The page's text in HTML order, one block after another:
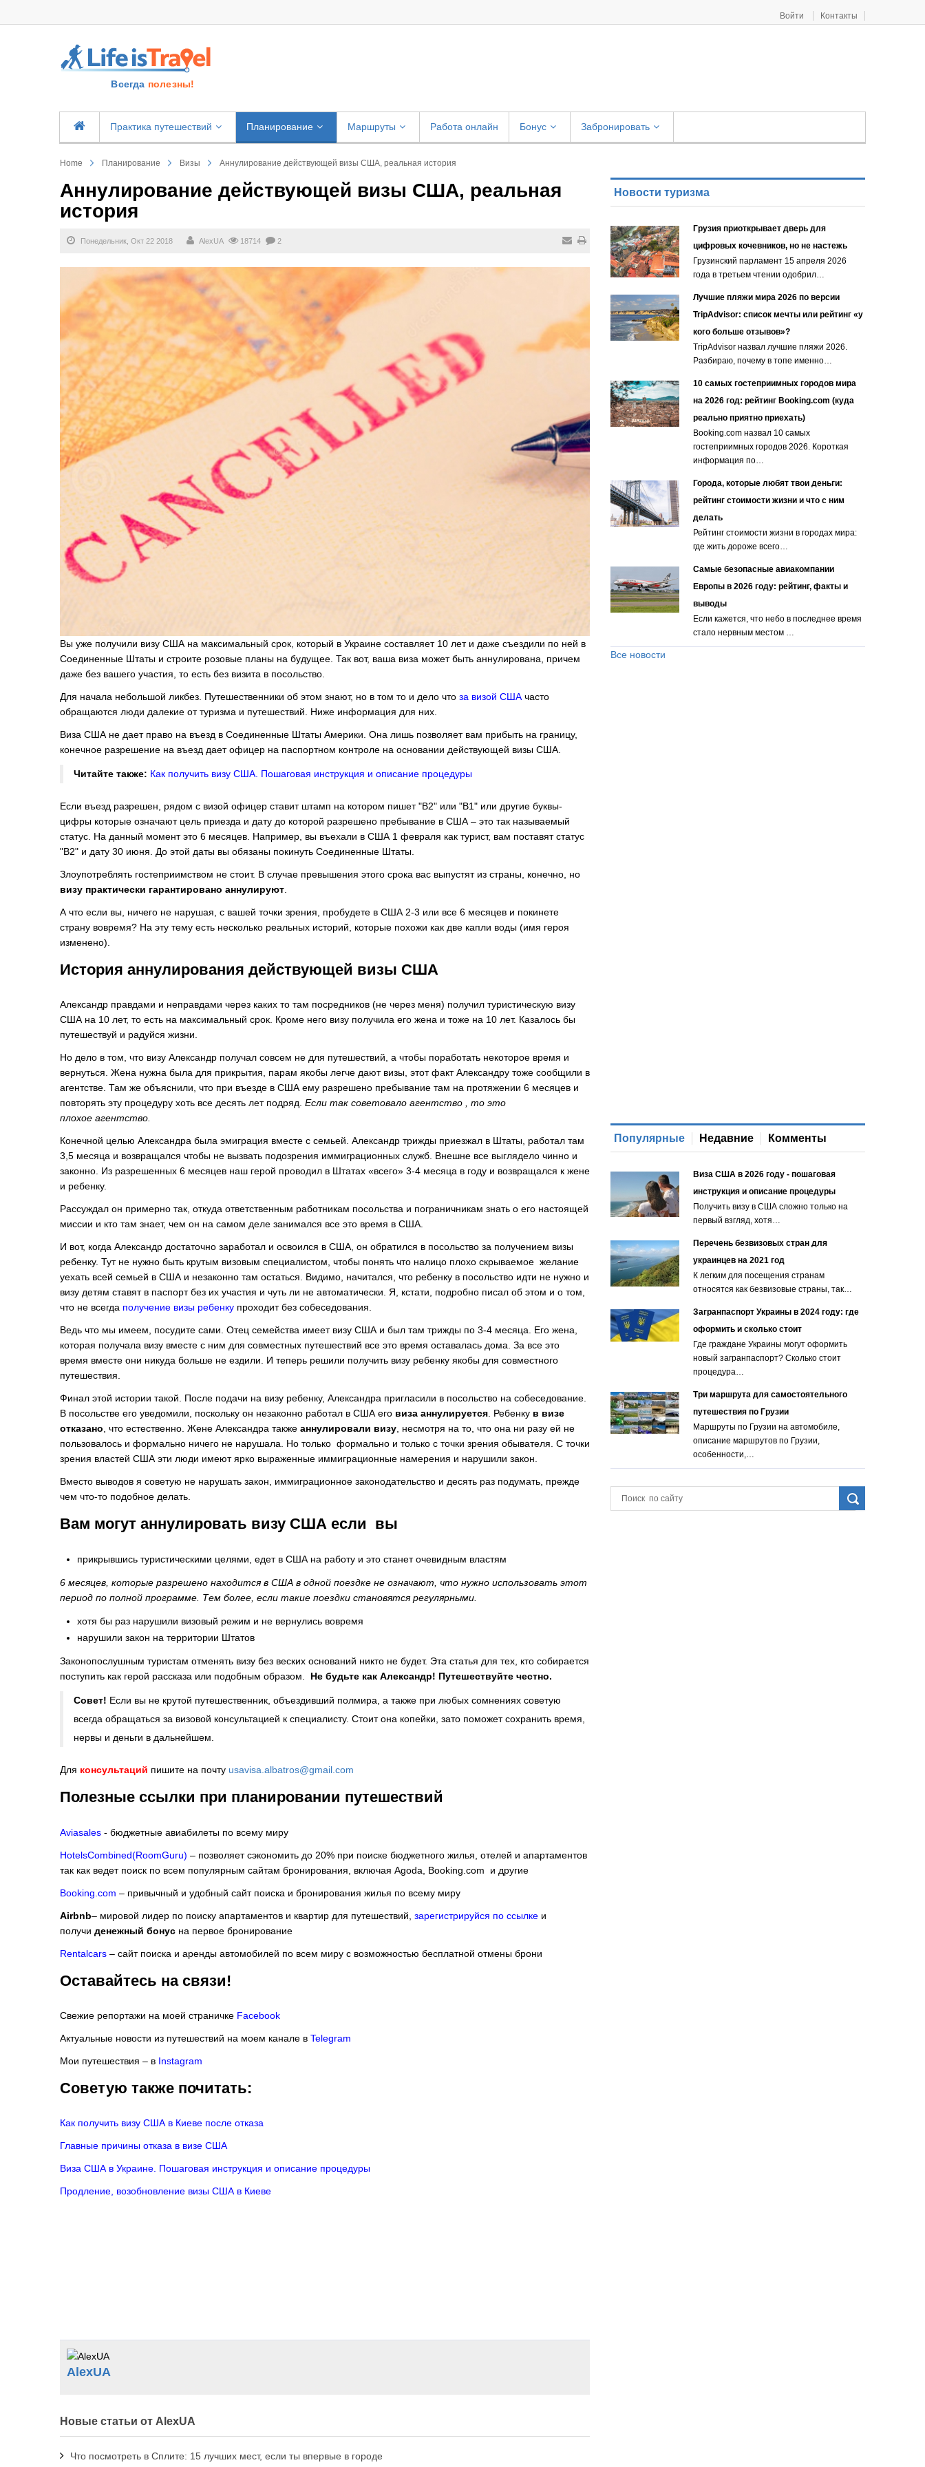
Войти Контакты
Всегда полезны!
Практика путешествий Планирование Маршруты Работа онлайн Бонус Забронировать
Home Планирование Визы Аннулирование действующей визы США, реальная история
Аннулирование действующей визы США, реальная
история
Понедельник, Окт 22 2018 AlexUA 18714 2
Вы уже получили визу США на максимальный срок, который в Украине составляет 10 лет и даже съездили по ней в
Соединенные Штаты и строите розовые планы на будущее. Так вот, ваша виза может быть аннулирована, причем
даже без вашего участия, то есть без визита в посольство.
Для начала небольшой ликбез. Путешественники об этом знают, но в том то и дело что за визой США часто
обращаются люди далекие от туризма и путешествий. Ниже информация для них.
Виза США не дает право на въезд в Соединенные Штаты Америки. Она лишь позволяет вам прибыть на границу,
конечное разрешение на въезд дает офицер на паспортном контроле на основании действующей визы США.
Читайте также: Как получить визу США. Пошаговая инструкция и описание процедуры
Если въезд разрешен, рядом с визой офицер ставит штамп на котором пишет "B2" или "В1" или другие буквы-
цифры которые означают цель приезда и дату до которой разрешено пребывание в США – это так называемый
статус. На данный момент это 6 месяцев. Например, вы въехали в США 1 февраля как турист, вам поставят статус
"В2" и дату 30 июня. До этой даты вы обязаны покинуть Соединенные Штаты.
Злоупотреблять гостеприимством не стоит. В случае превышения этого срока вас выпустят из страны, конечно, но
визу практически гарантировано аннулируют
А что если вы, ничего не нарушая, с вашей точки зрения, пробудете в США 2-3 или все 6 месяцев и покинете
страну вовремя? На эту тему есть несколько реальных историй, которые похожи как две капли воды (имя героя
изменено).
История аннулирования действующей визы США
Александр правдами и неправдами через каких то там посредников (не через меня) получил туристическую визу
США на 10 лет, то есть на максимальный срок. Кроме него визу получила его жена и тоже на 10 лет. Казалось бы
путешествуй и радуйся жизни.
Но дело в том, что визу Александр получал совсем не для путешествий, а чтобы поработать некоторое время и
вернуться. Жена нужна была для прикрытия, парам якобы легче дают визы, этот факт Александру тоже сообщили в
агентстве. Там же объяснили, что при въезде в США ему разрешено пребывание там на протяжении 6 месяцев и
повторять эту процедуру хоть все десять лет подряд. Если так советовало агентство , то это
плохое агентство.
Конечной целью Александра была эмиграция вместе с семьей. Александр трижды приезжал в Штаты, работал там
3,5 месяца и возвращался чтобы не вызвать подозрения иммиграционных служб. Внешне все выглядело чинно и
законно. Из разрешенных 6 месяцев наш герой проводил в Штатах «всего» 3-4 месяца в году и возвращался к жене
и ребенку.
Рассуждал он примерно так, откуда ответственным работникам посольства и пограничникам знать о его настоящей
миссии и кто там знает, чем он на самом деле занимался все это время в США.
И вот, когда Александр достаточно заработал и освоился в США, он обратился в посольство за получением визы
ребенку. Тут не нужно быть крутым визовым специалистом, чтобы понять что налицо плохо скрываемое желание
уехать всей семьей в США и незаконно там остаться. Видимо, начитался, что ребенку в посольство идти не нужно и
визу детям ставят в паспорт без их участия и чуть ли не автоматически. Я, кстати, подробно писал об этом и о том,
что не всегда получение визы ребенку проходит без собеседования.
Ведь что мы имеем, посудите сами. Отец семейства имеет визу США и был там трижды по 3-4 месяца. Его жена,
которая получала визу вместе с ним для совместных путешествий все это время оставалась дома. За все это
время вместе они никуда больше не ездили. И теперь решили получить визу ребенку якобы для совместного
путешествия.
Финал этой истории такой. После подачи на визу ребенку, Александра пригласили в посольство на собеседование.
В посольстве его уведомили, поскольку он незаконно работал в США его виза аннулируется . Ребенку в визе
отказано , что естественно. Жене Александра также аннулировали визу , несмотря на то, что она ни разу ей не
пользовалось и формально ничего не нарушала. Но только формально и только с точки зрения обывателя. С точки
зрения властей США эти люди имеют ярко выраженные иммиграционные намерения и нарушили закон.
Вместо выводов я советую не нарушать закон, иммиграционное законодательство и десять раз подумать, прежде
чем что-то подобное делать.
Вам могут аннулировать визу США если вы
прикрывшись туристическими целями, едет в США на работу и это станет очевидным властям
6 месяцев, которые разрешено находится в США в одной поездке не означают, что нужно использовать этот
период по полной программе. Тем более, если такие поездки становятся регулярными.
хотя бы раз нарушили визовый режим и не вернулись вовремя
нарушили закон на территории Штатов
Законопослушным туристам отменять визу без веских оснований никто не будет. Эта статья для тех, кто собирается
поступить как герой рассказа или подобным образом. Не будьте как Александр! Путешествуйте честно.
Совет! Если вы не крутой путешественник, объездивший полмира, а также при любых сомнениях советую
всегда обращаться за визовой консультацией к специалисту. Стоит она копейки, зато поможет сохранить время,
нервы и деньги в дальнейшем.
Для консультаций пишите на почту usavisa.albatros@gmail.com
Полезные ссылки при планировании путешествий
Aviasales - бюджетные авиабилеты по всему миру
HotelsCombined(RoomGuru) – позволяет сэкономить до 20% при поиске бюджетного жилья, отелей и апартаментов
так как ведет поиск по всем популярным сайтам бронирования, включая Agoda, Booking.com и другие
Booking.com – привычный и удобный сайт поиска и бронирования жилья по всему миру
Airbnb– мировой лидер по поиску апартаментов и квартир для путешествий, зарегистрируйся по ссылке и
получи денежный бонус на первое бронирование
Rentalcars – сайт поиска и аренды автомобилей по всем миру с возможностью бесплатной отмены брони
Оставайтесь на связи!
Свежие репортажи на моей страничке Facebook
Актуальные новости из путешествий на моем канале в Telegram
Мои путешествия – в Instagram
Советую также почитать:
Как получить визу США в Киеве после отказа
Главные причины отказа в визе США
Виза США в Украине. Пошаговая инструкция и описание процедуры
Продление, возобновление визы США в Киеве
AlexUA
Новые статьи от AlexUA
Что посмотреть в Сплите: 15 лучших мест, если ты впервые в городе
Новости туризма
Грузия приоткрывает дверь для
цифровых кочевников, но не настежь
Грузинский парламент 15 апреля 2026
года в третьем чтении одобрил…
Лучшие пляжи мира 2026 по версии
TripAdvisor: список мечты или рейтинг «у
кого больше отзывов»?
TripAdvisor назвал лучшие пляжи 2026.
Разбираю, почему в топе именно…
10 самых гостеприимных городов мира
на 2026 год: рейтинг Booking.com (куда
реально приятно приехать)
Booking.com назвал 10 самых
гостеприимных городов 2026. Короткая
информация по…
Города, которые любят твои деньги:
рейтинг стоимости жизни и что с ним
делать
Рейтинг стоимости жизни в городах мира:
где жить дороже всего…
Самые безопасные авиакомпании
Европы в 2026 году: рейтинг, факты и
выводы
Если кажется, что небо в последнее время
стало нервным местом …
Все новости
Популярные Недавние Комменты
Виза США в 2026 году - пошаговая
инструкция и описание процедуры
Получить визу в США сложно только на
первый взгляд, хотя…
Перечень безвизовых стран для
украинцев на 2021 год
К легким для посещения странам
относятся как безвизовые страны, так…
Загранпаспорт Украины в 2024 году: где
оформить и сколько стоит
Где граждане Украины могут оформить
новый загранпаспорт? Сколько стоит
процедура…
Три маршрута для самостоятельного
путешествия по Грузии
Маршруты по Грузии на автомобиле,
описание маршрутов по Грузии,
особенности,…